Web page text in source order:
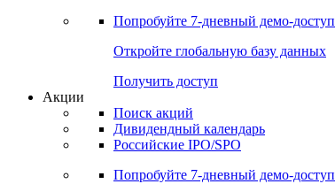
Попробуйте 7-дневный демо-доступ
Откройте глобальную базу данных
Получить доступ
Акции
Поиск акций
Дивидендный календарь
Российские IPO/SPO
Попробуйте 7-дневный демо-доступ